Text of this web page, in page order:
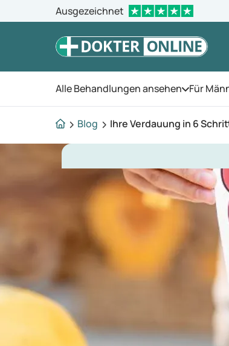
Ausgezeichnet
Alle Behandlungen ansehen Öffnen
Für
Blog Ihre Verdauung in 6